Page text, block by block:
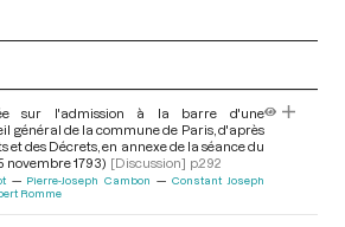
sur l'admission à la barre d'une
général de la commune de Paris, d'après
et des Décrets, en annexe de la séance du
novembre 1793) [Discussion] p.292
Pierre-Joseph Cambon
Constant Joseph
Romme